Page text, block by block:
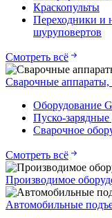
Краскопульты
Переходники и
шуруповертов
Смотреть всё
Сварочные аппараты,
Оборудование
Пуско-зарядные
Сварочное
Смотреть всё
Производимое
Автомобильные